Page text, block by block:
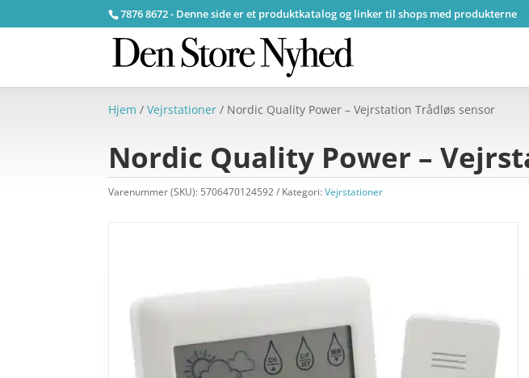
7876 8672 - Denne side er et produktkatalog og linker til shops med produkterne
Hjem /Vejrstationer / Nordic Quality Power – Vejrstation Trådløs sensor
Nordic Quality Power –
Varenummer (SKU): 5706470124592 Kategori:Vejrstationer